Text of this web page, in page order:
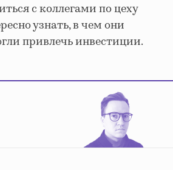
с коллегами по цеху
узнать, в чем они
привлечь инвестиции.